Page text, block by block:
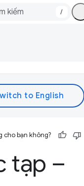
/
cho bạn không?
tạp –